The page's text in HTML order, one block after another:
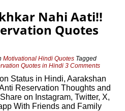
Nahi Aati!!
Quotes
Motivational Hindi Quotes Tagged
Quotes in Hindi 3 Comments
Status in Hindi, Aarakshan
Reservation Thoughts and
on Instagram, Twitter, X,
With Friends and Family